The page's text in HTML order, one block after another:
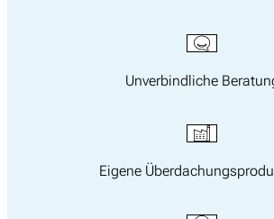
Unverbindliche
Eigene